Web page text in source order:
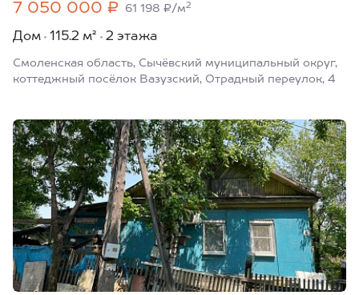
7 050 000 ₽ 61 198 ₽/м 2
Дом 115.2 м² 2 этажа
Смоленская область, Сычёвский муниципальный округ,
коттеджный посёлок Вазузский, Отрадный переулок, 4